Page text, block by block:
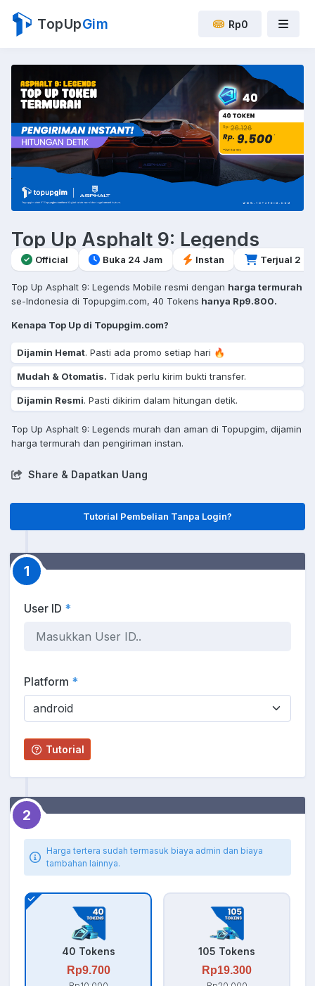
TopUpGim Rp0
Top Up Asphalt 9: Legends
Official Buka 24 Jam Instan Terjual 2
Top Up Asphalt 9: Legends Mobile resmi dengan harga termurah
se-Indonesia di Topupgim.com, 40 Tokens hanya Rp9.800.
Kenapa Top Up di Topupgim.com?
Dijamin Hemat. Pasti ada promo setiap hari 🔥
Mudah & Otomatis. Tidak perlu kirim bukti transfer.
Dijamin Resmi. Pasti dikirim dalam hitungan detik.
Top Up Asphalt 9: Legends murah dan aman di Topupgim, dijamin
harga termurah dan pengiriman instan.
Share & Dapatkan Uang
Tutorial Pembelian Tanpa Login?
1
User ID *
Platform *
Tutorial
2
Harga tertera sudah termasuk biaya admin dan biaya
tambahan lainnya.
40 Tokens
Rp9.700
105 Tokens
Rp19.300